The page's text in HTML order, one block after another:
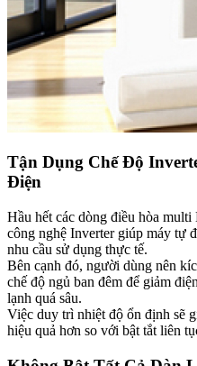
Tận Dụng Chế Độ
Điện​
Hầu hết các dòng điều hòa
công nghệ Inverter giúp máy tự
nhu cầu sử dụng thực tế.
Bên cạnh đó, người dùng nên
chế độ ngủ ban đêm để giảm
lạnh quá sâu.
Việc duy trì nhiệt độ ổn định sẽ
hiệu quả hơn so với bật tắt liên